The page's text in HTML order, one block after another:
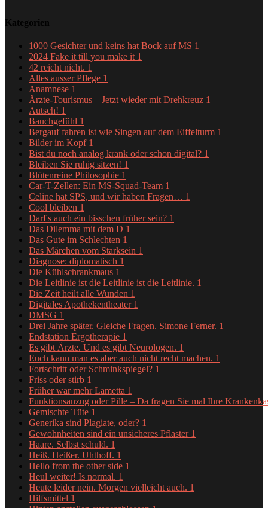
Kategorien
1000 Gesichter und keins hat Bock auf MS 1
2024 Fake it till you make it 1
42 reicht nicht. 1
Alles ausser Pflege 1
Anamnese 1
Ärzte-Tourismus – Jetzt wieder mit Drehkreuz 1
Autsch! 1
Bauchgefühl 1
Bergauf fahren ist wie Singen auf dem Eiffelturm 1
Bilder im Kopf 1
Bist du noch analog krank oder schon digital? 1
Bleiben Sie ruhig sitzen! 1
Blütenreine Philosophie 1
Car-T-Zellen: Ein MS-Squad-Team 1
Celine hat SPS, und wir haben Fragen… 1
Cool bleiben 1
Darf's auch ein bisschen früher sein? 1
Das Dilemma mit dem D 1
Das Gute im Schlechten 1
Das Märchen vom Starksein 1
Diagnose: diplomatisch 1
Die Kühlschrankmaus 1
Die Leitlinie ist die Leitlinie ist die Leitlinie. 1
Die Zeit heilt alle Wunden 1
Digitales Apothekentheater 1
DMSG 1
Drei Jahre später. Gleiche Fragen. Simone Ferner. 1
Endstation Ergotherapie 1
Es gibt Ärzte. Und es gibt Neurologen. 1
Euch kann man es aber auch nicht recht machen. 1
Fortschritt oder Schminkspiegel? 1
Friss oder stirb 1
Früher war mehr Lametta 1
Funktionsanzug oder Pille – Da fragen Sie mal Ihre
Gemischte Tüte 1
Generika sind Plagiate, oder? 1
Gewohnheiten sind ein unsicheres Pflaster 1
Haare. Selbst schuld. 1
Heiß. Heißer. Uhthoff. 1
Hello from the other side 1
Heul weiter! Is normal. 1
Heute leider nein. Morgen vielleicht auch. 1
Hilfsmittel 1